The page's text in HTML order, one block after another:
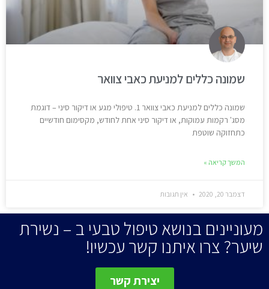
שמונה כללים למניעת כאבי צוואר
שמונה כללים למניעת כאבי צוואר 1. טיפולי מגע או דיקור סיני – דוגמת
מסג' רקמות עמוקות, או דיקור סיני אחת לחודש, מקסימום חודשיים
כתחזוקה שוטפת
המשך קריאה »
דצמבר 20, 2020 אין תגובות
מעוניינים בנושא טיפול טבעי ב – נשירת
שיער? צרו איתנו קשר עכשיו!
יצירת קשר